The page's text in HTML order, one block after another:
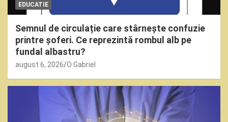
EDUCATIE
Semnul de circulație care stârnește confuzie
printre șoferi. Ce reprezintă rombul alb pe
fundal albastru?
august 6, 2026 O Gabriel